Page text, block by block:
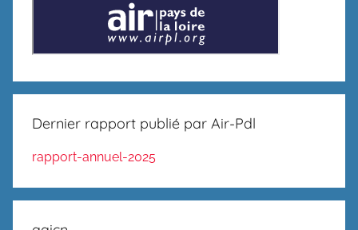
Dernier rapport publié par Air-Pdl
rapport-annuel-2025